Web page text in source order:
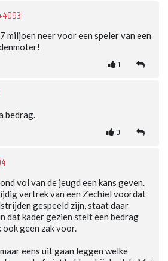
miljoen neer voor een speler van een
1
bedrag.
0
vol van de jeugd een kans geven.
vertrek van een Zechiel voordat
gespeeld zijn, staat daar
dat kader gezien stelt een bedrag
geen zak voor.
eens uit gaan leggen welke